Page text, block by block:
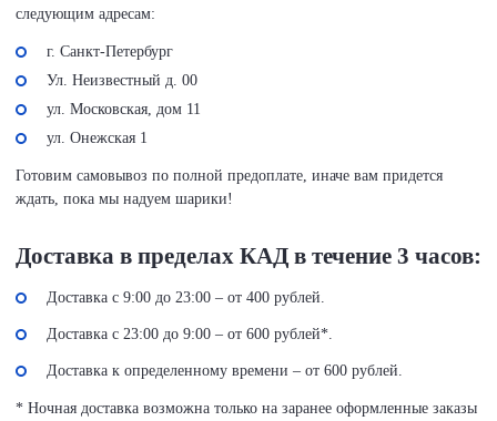
следующим адресам:
г. Санкт-Петербург
Ул. Неизвестный д. 00
ул. Московская, дом 11
ул. Онежская 1
Готовим самовывоз по полной предоплате, иначе вам придется
ждать, пока мы надуем шарики!
Доставка в пределах КАД в течение 3 часов:
Доставка с 9:00 до 23:00 – от 400 рублей.
Доставка с 23:00 до 9:00 – от 600 рублей*.
Доставка к определенному времени – от 600 рублей.
* Ночная доставка возможна только на заранее оформленные заказы